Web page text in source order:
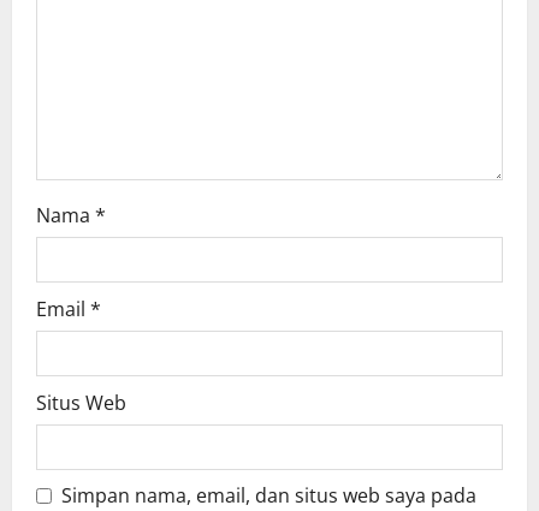
Nama *
Email *
Situs Web
Simpan nama, email, dan situs web saya pada